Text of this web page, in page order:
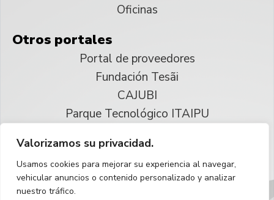
Valorizamos su privacidad.
Usamos cookies para mejorar su experiencia al navegar,
vehicular anuncios o contenido personalizado y analizar
nuestro tráfico.
Oficinas
Otros portales
Portal de proveedores
Fundación Tesãi
CAJUBI
Parque Tecnológico ITAIPU
Reservados todos los derechos
Español